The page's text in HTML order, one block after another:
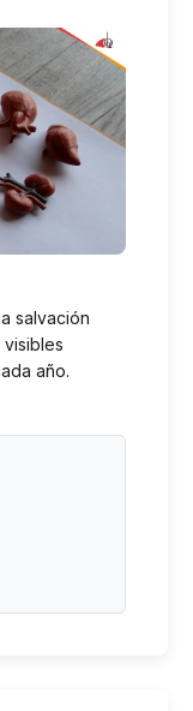
salvación
visibles
año.